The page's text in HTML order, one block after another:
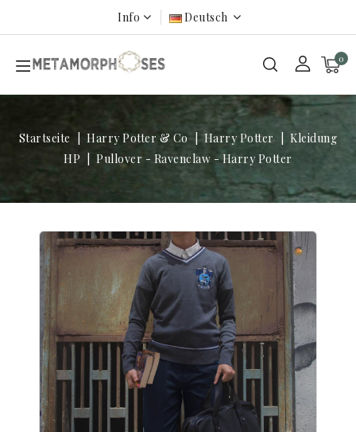
Info Deutsch
0
Startseite Harry Potter & Co Harry Potter
Kleidung
HP
Pullover - Ravenclaw - Harry Potter